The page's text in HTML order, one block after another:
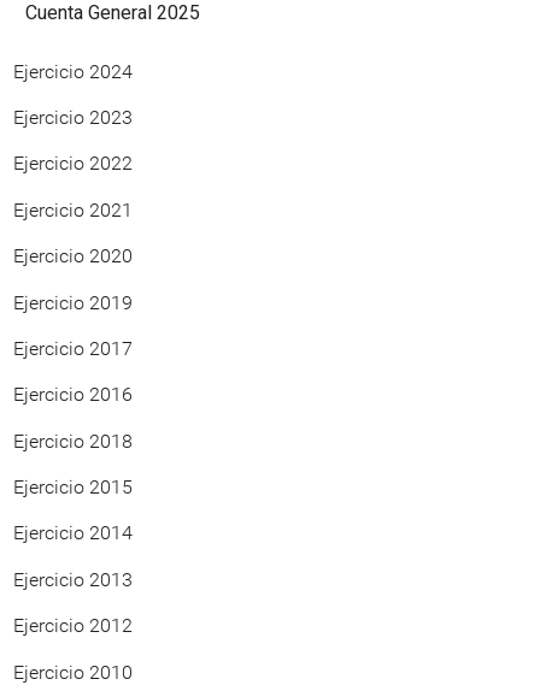
Cuenta General 2025
Ejercicio 2024
Ejercicio 2023
Ejercicio 2022
Ejercicio 2021
Ejercicio 2020
Ejercicio 2019
Ejercicio 2017
Ejercicio 2016
Ejercicio 2018
Ejercicio 2015
Ejercicio 2014
Ejercicio 2013
Ejercicio 2012
Ejercicio 2010